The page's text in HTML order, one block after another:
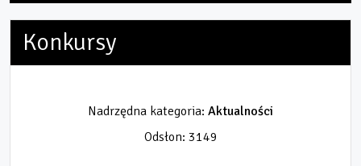
Konkursy
Nadrzędna kategoria: Aktualności
Odsłon: 3149